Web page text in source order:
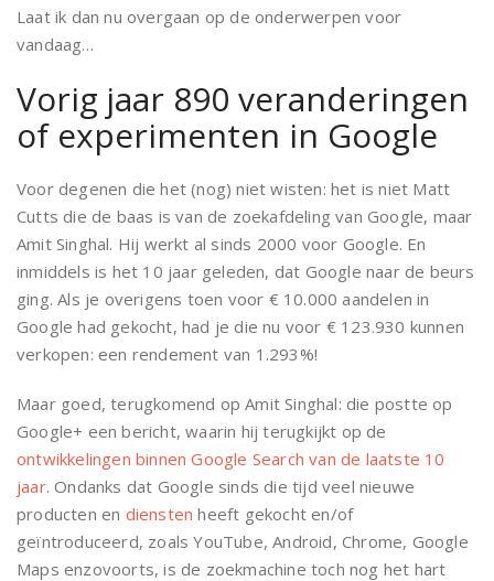
Laat ik dan nu overgaan op de onderwerpen voor
vandaag…
Vorig jaar 890 veranderingen
of experimenten in Google
Voor degenen die het (nog) niet wisten: het is niet Matt
Cutts die de baas is van de zoekafdeling van Google, maar
Amit Singhal. Hij werkt al sinds 2000 voor Google. En
inmiddels is het 10 jaar geleden, dat Google naar de beurs
ging. Als je overigens toen voor € 10.000 aandelen in
Google had gekocht, had je die nu voor € 123.930 kunnen
verkopen: een rendement van 1.293%!
Maar goed, terugkomend op Amit Singhal: die postte op
Google+ een bericht, waarin hij terugkijkt op de
ontwikkelingen binnen Google Search van de laatste 10
jaar. Ondanks dat Google sinds die tijd veel nieuwe
producten en diensten heeft gekocht en/of
geïntroduceerd, zoals YouTube, Android, Chrome, Google
Maps enzovoorts, is de zoekmachine toch nog het hart